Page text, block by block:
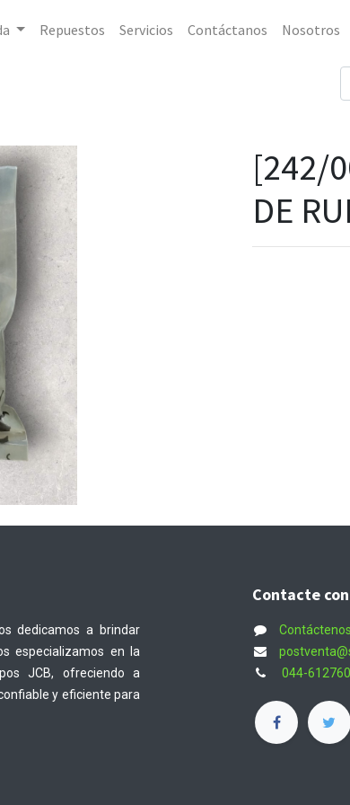
Repuestos Servicios Contáctanos Nosotros
[242/
DE
dedicamos a brindar
especializamos en la
JCB, ofreciendo a
y eficiente para
Contacte
Contáctenos
044-612760